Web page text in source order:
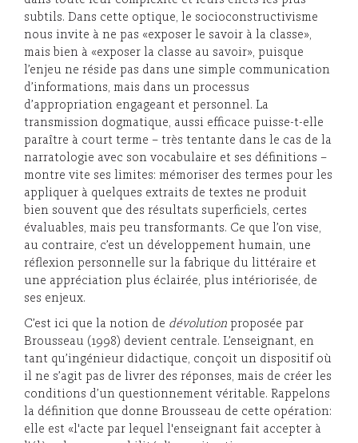
subtils. Dans cette optique, le socioconstructivisme
nous invite à ne pas «exposer le savoir à la classe»,
mais bien à «exposer la classe au savoir», puisque
l’enjeu ne réside pas dans une simple communication
d’informations, mais dans un processus
d’appropriation engageant et personnel. La
transmission dogmatique, aussi efficace puisse-t-elle
paraître à court terme – très tentante dans le cas de la
narratologie avec son vocabulaire et ses définitions –
montre vite ses limites: mémoriser des termes pour les
appliquer à quelques extraits de textes ne produit
bien souvent que des résultats superficiels, certes
évaluables, mais peu transformants. Ce que l’on vise,
au contraire, c’est un développement humain, une
réflexion personnelle sur la fabrique du littéraire et
une appréciation plus éclairée, plus intériorisée, de
ses enjeux.
C’est ici que la notion de dévolution proposée par
Brousseau (1998) devient centrale. L’enseignant, en
tant qu’ingénieur didactique, conçoit un dispositif où
il ne s’agit pas de livrer des réponses, mais de créer les
conditions d’un questionnement véritable. Rappelons
la définition que donne Brousseau de cette opération:
elle est «l'acte par lequel l'enseignant fait accepter à